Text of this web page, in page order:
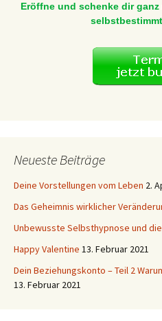
Eröffne und schenke dir
Neueste Beiträge
Deine Vorstellungen vom Leben 2.
Das Geheimnis wirklicher
Unbewusste Selbsthypnose und
Happy Valentine 13. Februar 2021
Dein Beziehungskonto – Teil 2
13. Februar 2021